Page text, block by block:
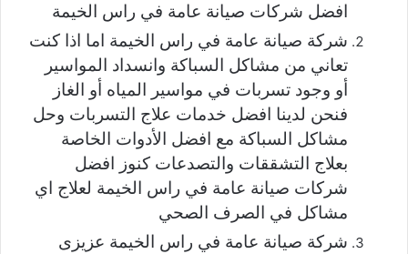
افضل شركات صيانة عامة في راس الخيمة
شركة صيانة عامة في راس الخيمة اما اذا كنت
تعاني من مشاكل السباكة وانسداد المواسير
أو وجود تسربات في مواسير المياه أو الغاز
فنحن لدينا افضل خدمات علاج التسربات وحل
مشاكل السباكة مع افضل الأدوات الخاصة
بعلاج التشققات والتصدعات كنوز افضل
شركات صيانة عامة في راس الخيمة لعلاج اي
مشاكل في الصرف الصحي
شركة صيانة عامة في راس الخيمة عزيزى